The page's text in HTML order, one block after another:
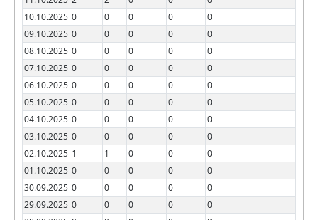
10.10.2025 0 0 0 0
0
09.10.2025 0 0 0 0
0
08.10.2025 0 0 0 0
0
07.10.2025 0 0 0 0
0
06.10.2025 0 0 0 0
0
05.10.2025 0 0 0 0
0
04.10.2025 0 0 0 0
0
03.10.2025 0 0 0 0
0
02.10.2025 1 1 0 0
0
01.10.2025 0 0 0 0
0
30.09.2025 0 0 0 0
0
29.09.2025 0 0 0 0
0